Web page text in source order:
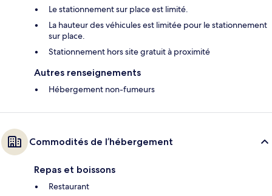
Le stationnement sur place est limité.
La hauteur des véhicules est limitée pour le stationnement
sur place.
Stationnement hors site gratuit à proximité
Autres renseignements
Hébergement non-fumeurs
Commodités de l’hébergement
Repas et boissons
Restaurant